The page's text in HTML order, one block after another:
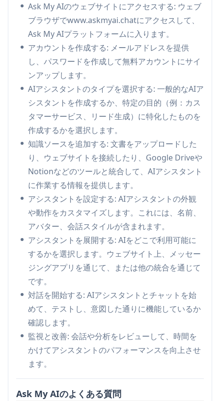
APIアクセス:他のアプリケーションとの統合のた
めのプログラム的アクセスを提供
Ask My AIのユースケース
カスタマーサポート: 顧客の問い合わせやFAQを
処理するAIチャットボットを作成
内部知識共有: 従業員が会社の情報を見つけてア
クセスするのを助けるAIアシスタント
リード生成: ランディングページでリードを引き
付け、資格を確認する会話型AI
研究支援: 学術研究やビジネス研究に関する質問
を要約し、回答するのを助けるAI
メリット
さまざまなユースケースに合わせてカスタマイズ
可能
AIアシスタントを作成するのにコーディングは不
要
複数のプラットフォームやツールと統合
デメリット
特定の機能に関する情報が限られている
ナレッジベースを取り込むためにかなりのセット
アップが必要な場合がある
Ask My AIのウェブサイトにアクセスする: ウェブ
ブラウザでwww.askmyai.chatにアクセスして、
Ask My AIプラットフォームに入ります。
アカウントを作成する: メールアドレスを提供
し、パスワードを作成して無料アカウントにサイ
ンアップします。
AIアシスタントのタイプを選択する: 一般的なAIア
シスタントを作成するか、特定の目的（例：カス
タマーサービス、リード生成）に特化したものを
作成するかを選択します。
知識ソースを追加する: 文書をアップロードした
り、ウェブサイトを接続したり、Google Driveや
Notionなどのツールと統合して、AIアシスタント
に作業する情報を提供します。
アシスタントを設定する: AIアシスタントの外観
や動作をカスタマイズします。これには、名前、
アバター、会話スタイルが含まれます。
アシスタントを展開する: AIをどこで利用可能に
するかを選択します。ウェブサイト上、メッセー
ジングアプリを通じて、または他の統合を通じて
です。
対話を開始する: AIアシスタントとチャットを始
めて、テストし、意図した通りに機能しているか
確認します。
監視と改善: 会話や分析をレビューして、時間を
かけてアシスタントのパフォーマンスを向上させ
ます。
Ask My AIのよくある質問